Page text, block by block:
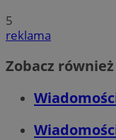
5
reklama
Zobacz również